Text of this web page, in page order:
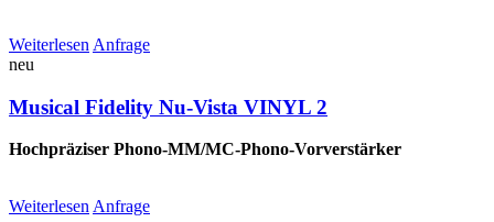
Weiterlesen Anfrage
neu
Musical Fidelity Nu-Vista VINYL 2
Hochpräziser Phono-MM/MC-Phono-Vorverstärker
WeiterlesenAnfrage